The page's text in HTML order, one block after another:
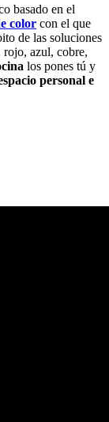
basado en el
color con el que
de las soluciones
azul, cobre,
los pones tú y
personal e